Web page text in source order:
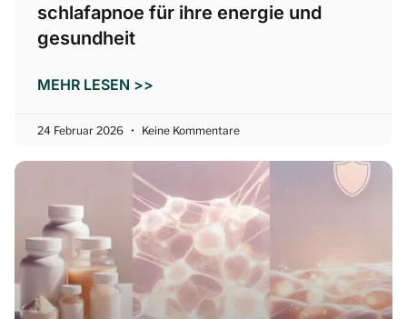
schlafapnoe für ihre energie und
gesundheit
MEHR LESEN >>
24 Februar 2026 Keine Kommentare